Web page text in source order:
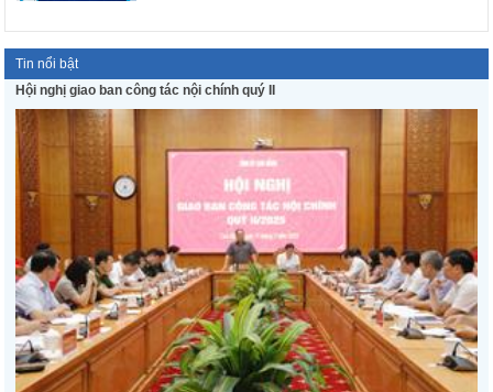
Tin nổi bật
Hội nghị giao ban công tác nội chính quý II